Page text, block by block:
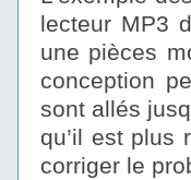
lecteur MP3
une pièces
conception
sont allés
qu’il est plus
corriger le